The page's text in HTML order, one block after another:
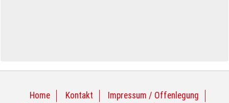
Home Kontakt
Impressum / Offenlegung